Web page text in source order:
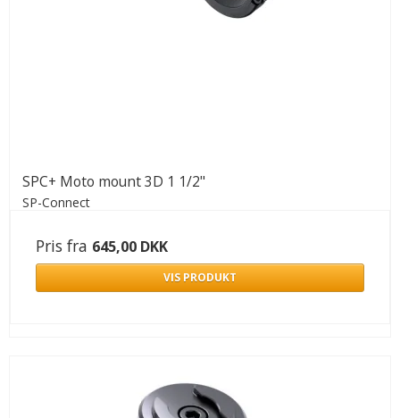
SPC+ Moto mount 3D 1 1/2"
SP-Connect
Pris fra 645,00 DKK
VIS PRODUKT